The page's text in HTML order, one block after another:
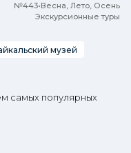
№443•Весна, Лето, Осень
Экскурсионные туры
музей
самых популярных